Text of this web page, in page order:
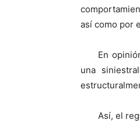
así como por
En
una
Así, el